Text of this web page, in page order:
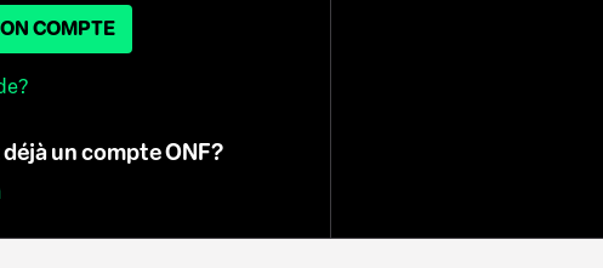
COMPTE
déjà un compte ONF?